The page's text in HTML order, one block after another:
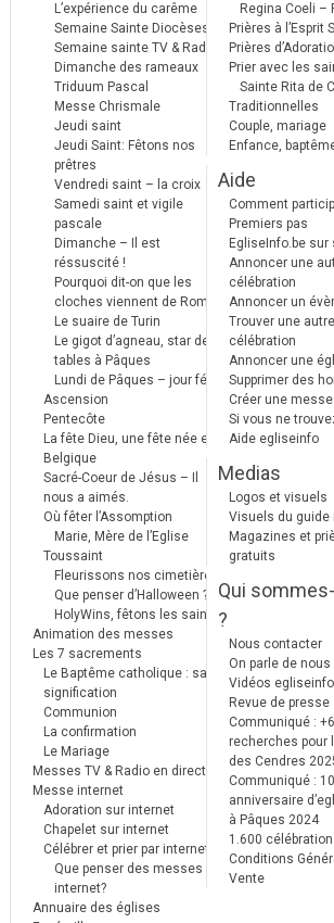
L’expérience du carême
Semaine Sainte Diocèses
Semaine sainte TV & Radio
Dimanche des rameaux
Triduum Pascal
Messe Chrismale
Jeudi saint
Jeudi Saint: Fêtons nos
prêtres
Vendredi saint – la croix
Samedi saint et vigile
pascale
Dimanche – Il est
réssuscité !
Pourquoi dit-on que les
cloches viennent de Rome ?
Le suaire de Turin
Le gigot d’agneau, star des
tables à Pâques
Lundi de Pâques – jour férié
Ascension
Pentecôte
La fête Dieu, une fête née en
Belgique
Sacré-Coeur de Jésus – Il
nous a aimés.
Où fêter l’Assomption
Marie, Mère de l’Eglise
Toussaint
Fleurissons nos cimetières
Que penser d’Halloween ?
HolyWins, fêtons les saints !
Animation des messes
Les 7 sacrements
Le Baptême catholique : sa
signification
Communion
La confirmation
Le Mariage
Messes TV & Radio en direct
Messe internet
Adoration sur internet
Chapelet sur internet
Célébrer et prier par internet
Que penser des messes
internet?
Annuaire des églises
Regina Coeli –
Prières à l’Esprit
Prières
Prier avec les
Sainte Rita de
Traditionnelles
Couple, mariage
Enfance,
Aide
Comment
Premiers pas
EgliseInfo.be sur
Annoncer une
célébration
Annoncer un
Trouver une autre
célébration
Annoncer une
Supprimer des
Créer une
Si vous ne
Aide egliseinfo
Medias
Logos et visuels
Visuels du guide
Magazines et
gratuits
Qui
?
Nous contacter
On parle de nous
Vidéos egliseinfo
Revue de presse
Communiqué :
recherches pour
des Cendres
Communiqué :
anniversaire
à Pâques 2024
1.600
Conditions
Vente